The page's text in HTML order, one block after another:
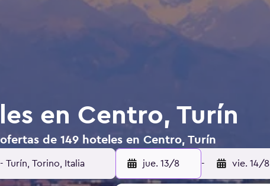
en Centro, Turín
de 149 hoteles en Centro, Turín
jue. 13/8 - vie. 14/8